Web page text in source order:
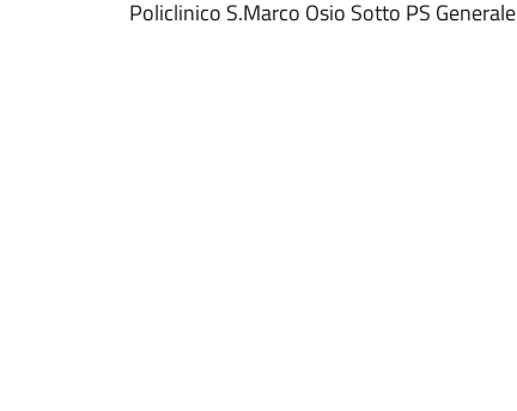
Policlinico S.Marco Osio Sotto PS Generale